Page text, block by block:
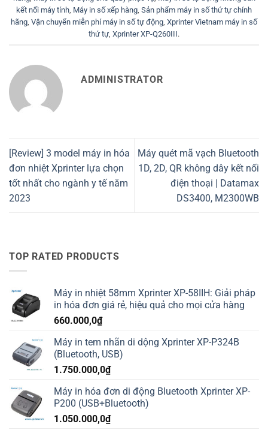
kết nối máy tính Máy in số xếp hàng Sản phẩm máy in số thứ tự chính
hãng Vận chuyển miễn phí máy in số tự động Xprinter Vietnam máy in số
thứ tự, Xprinter XP-Q260III.
ADMINISTRATOR
[Review] 3 model máy in hóa
đơn nhiệt Xprinter lựa chọn
tốt nhất cho ngành y tế năm
2023
Máy quét mã vạch Bluetooth
1D, 2D, QR không dây kết nối
điện thoại | Datamax
DS3400, M2300WB
TOP RATED PRODUCTS
Máy in nhiệt 58mm Xprinter XP-58IIH: Giải pháp
in hóa đơn giá rẻ, hiệu quả cho mọi cửa hàng
660.000,0₫
Máy in tem nhãn di dộng Xprinter XP-P324B
(Bluetooth, USB)
1.750.000,0₫
Máy in hóa đơn di động Bluetooth Xprinter XP-
P200 (USB+Bluetooth)
1.050.000,0₫